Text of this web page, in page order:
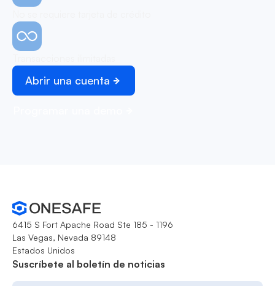
Abrir una cuenta
6415 S Fort Apache Road Ste 185 - 1196
Las Vegas, Nevada 89148
Estados Unidos
Suscríbete al boletín de noticias